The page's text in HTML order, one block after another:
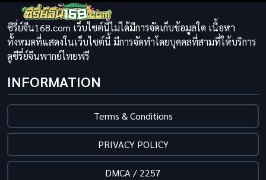
ซีรี่ย์จีน168.com เว็บไซต์นี้ไม่ได้มีการจัดเก็บข้อมูลใด เนื้อหา
ทั้งหมดที่แสดงในเว็บไซต์นี้ มีการจัดทำโดยบุคคลที่สามที่ให้บริการ
ดูซีรี่ย์จีนพากย์ไทยฟรี
INFORMATION
Terms & Conditions
PRIVACY POLICY
DMCA / 2257